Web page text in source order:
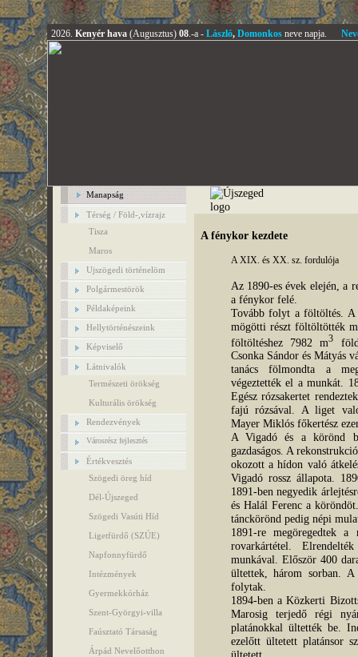
2026. Kenyér hava (Augusztus) 08.-a - László, Domonkosneve napja.
Manapság
Térség / Föld-,vízrajz
Tisza
Maros
Ujszögedi történelöm
Polgármestörök
Példaképeink
Hellytörténészeink
Képviselő
Látnivalók
Természeti örökség
Kulturális örökség
Rendezvények
Városrész fejlesztés
Értékvesztés
Szögedi öreg híd
Dél-Újszeged
Szögedi Vasúti Híd
Ligetfürdő (SZÚE)
Napfonnyfürdő
Intézmények
Gyermekkórház
Szent-Györgyi-villa
Faúsztató Társaság
Árpád Nevelőotthon
A fénykor kezdete
A XIX. és XX. sz. fordulója
Az 1890-es évek elején, a
a fénykor felé.
Tovább folyt a föltöltés. A
mögötti részt föltöltötték
föltöltéshez 7982 m3
Csonka Sándor és Mátyás
tanács fölmondta a
végeztették el a munkát.
Egész rózsakertet
fajú rózsával. A liget
Mayer Miklós főkertész
A Vigadó és a körönd
gazdaságos. A
okozott a hídon való
Vigadó rossz állapota.
1891-ben negyedik
és Halál Ferenc a
tánckörönd pedig népi
1891-re megöregedtek
rovarkártétel.
munkával. Először 400
ültettek, három sorban.
folytak.
1894-ben a Közkerti
Marosig terjedő régi
platánokkal ültették be.
ezelőtt ültetett platánsor